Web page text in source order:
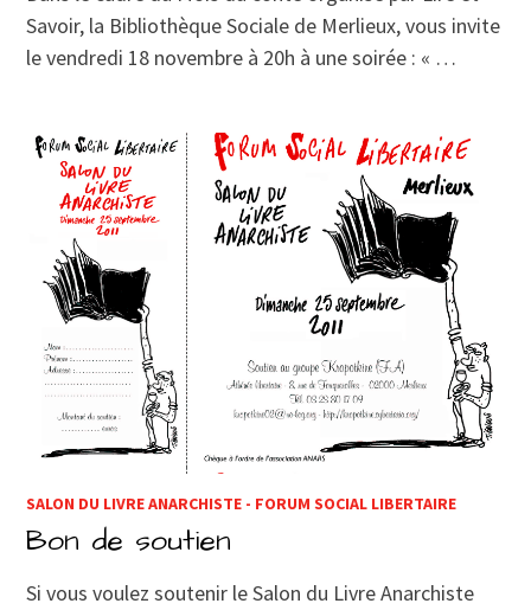
Savoir, la Bibliothèque Sociale de Merlieux, vous invite
le vendredi 18 novembre à 20h à une soirée : « …
SALON DU LIVRE ANARCHISTE - FORUM SOCIAL LIBERTAIRE
Bon de soutien
Si vous voulez soutenir le Salon du Livre Anarchiste